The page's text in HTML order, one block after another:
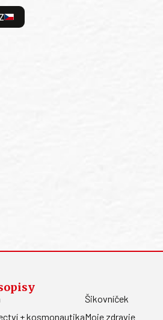
+ kosmonautika
Šikovníček
Moje zdravie